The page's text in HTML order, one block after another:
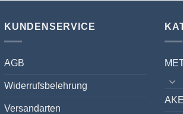
KUNDENSERVICE
AGB
Widerrufsbelehrung
Versandarten